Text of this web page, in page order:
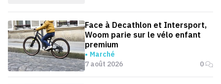
Face à Decathlon et Intersport,
Woom parie sur le vélo enfant
premium
Marché
7 août 2026
0